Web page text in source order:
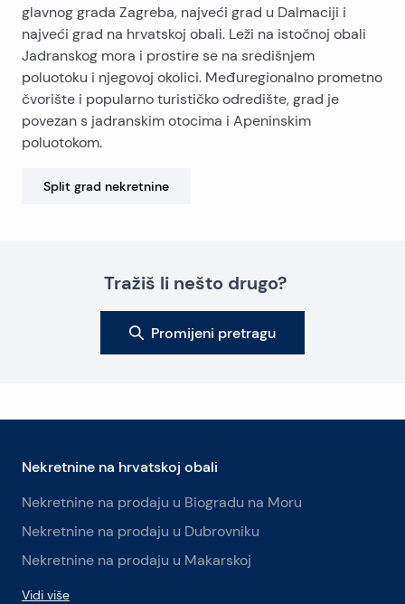
glavnog grada Zagreba, najveći grad u Dalmaciji i
najveći grad na hrvatskoj obali. Leži na istočnoj obali
Jadranskog mora i prostire se na središnjem
poluotoku i njegovoj okolici. Međuregionalno prometno
čvorište i popularno turističko odredište, grad je
povezan s jadranskim otocima i Apeninskim
poluotokom.
Split grad nekretnine
Tražiš li nešto drugo?
Promijeni pretragu
Nekretnine na hrvatskoj obali
Nekretnine na prodaju u Biogradu na Moru
Nekretnine na prodaju u Dubrovniku
Nekretnine na prodaju u Makarskoj
Vidi više